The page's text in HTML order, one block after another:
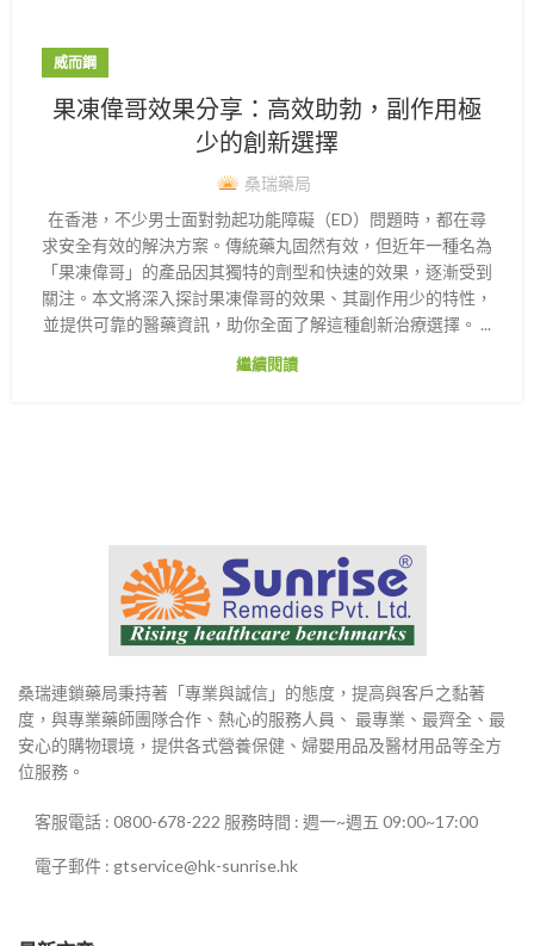
威而鋼
果凍偉哥效果分享：高效助勃，副作用極
少的創新選擇
桑瑞藥局
在香港，不少男士面對勃起功能障礙（ED）問題時，都在尋
求安全有效的解決方案。傳統藥丸固然有效，但近年一種名為
「果凍偉哥」的產品因其獨特的劑型和快速的效果，逐漸受到
關注。本文將深入探討果凍偉哥的效果、其副作用少的特性，
並提供可靠的醫藥資訊，助你全面了解這種創新治療選擇。 ...
繼續閱讀
桑瑞連鎖藥局秉持著「專業與誠信」的態度，提高與客戶之黏著
度，與專業藥師團隊合作、熱心的服務人員、 最專業、最齊全、最
安心的購物環境，提供各式營養保健、婦嬰用品及醫材用品等全方
位服務。
客服電話 : 0800-678-222 服務時間 : 週一~週五 09:00~17:00
電子郵件 : gtservice@hk-sunrise.hk